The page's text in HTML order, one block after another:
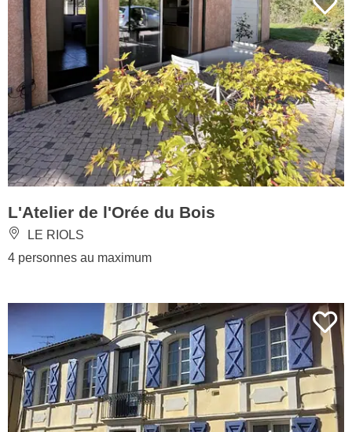
L'Atelier de l'Orée du Bois
LE RIOLS
4 personnes au maximum